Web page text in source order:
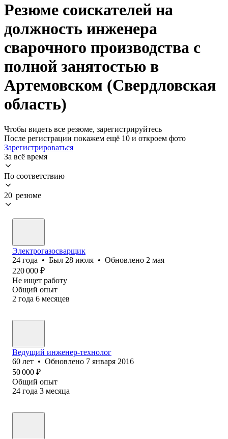
Резюме соискателей на
должность инженера
сварочного производства с
полной занятостью в
Артемовском (Свердловская
область)
Чтобы видеть все резюме, зарегистрируйтесь
После регистрации покажем ещё 10 и откроем фото
Зарегистрироваться
За всё время
По соответствию
20 резюме
Электрогазосварщик
24 года • Был 28 июля • Обновлено 2 мая
220 000 ₽
Не ищет работу
Общий опыт
2 года 6 месяцев
Ведущий инженер-технолог
60 лет • Обновлено 7 января 2016
50 000 ₽
Общий опыт
24 года 3 месяца